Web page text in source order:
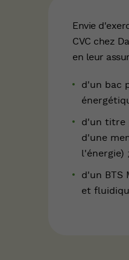
Envie
CVC chez
en leur
d'un bac
d'un titre
d'une
l'énergie) ;
d'un BTS
et